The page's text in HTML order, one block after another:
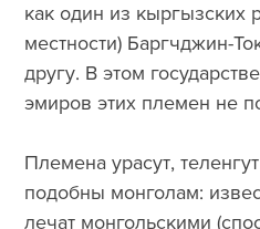
как один из кыргызских
местности) Баргчджин-
другу. В этом
эмиров этих племен не
Племена урасут,
подобны монголам:
лечат монгольскими